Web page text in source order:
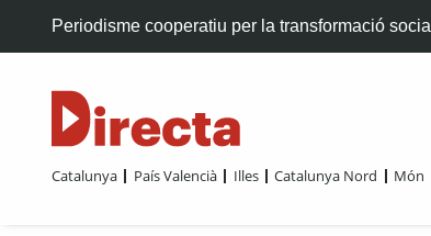
Periodisme cooperatiu per la transformació social
Catalunya País Valencià Illes Catalunya Nord Món